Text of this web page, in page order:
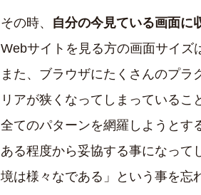
その時、 自分の今見ている画面に
Webサイトを見る方の画面サイズ
また、ブラウザにたくさんのプ
リアが狭くなってしまっているこ
全てのパターンを網羅しようとす
ある程度から妥協する事になって
境は様々なである」という事を忘